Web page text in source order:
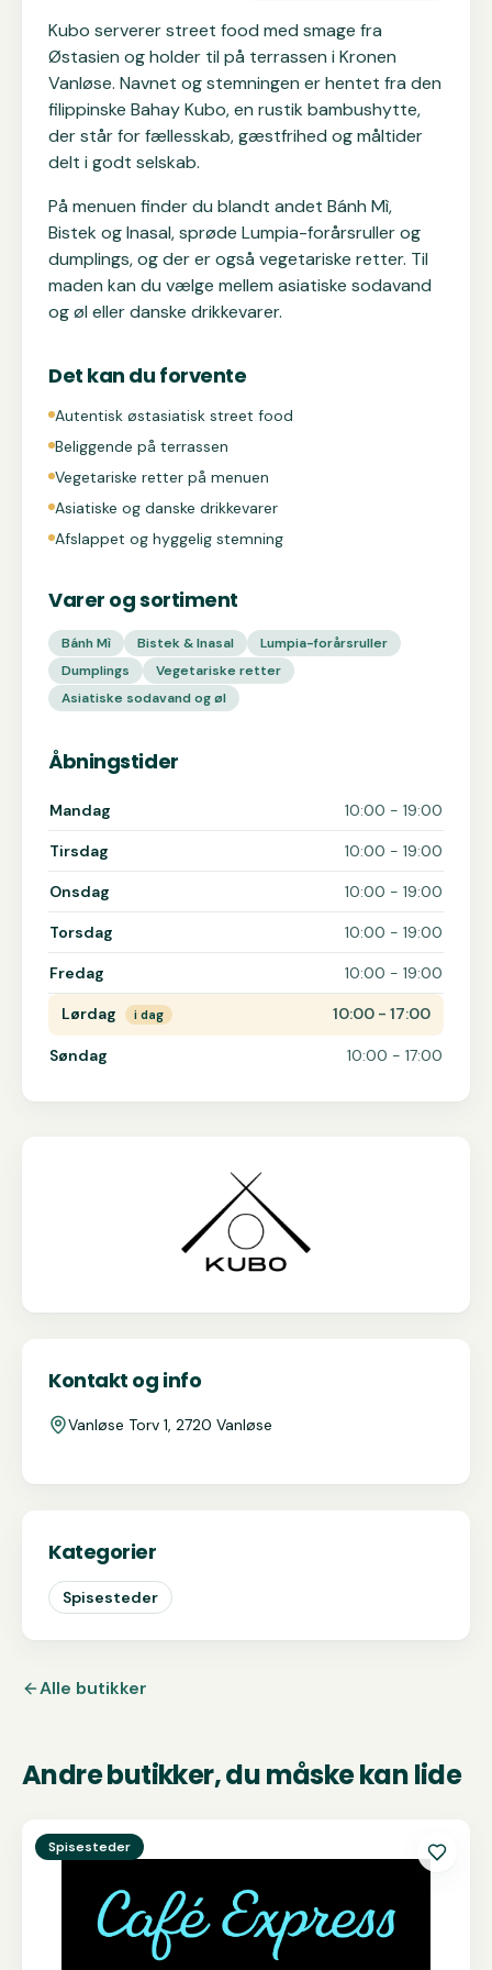
Kubo serverer street food med smage fra
Østasien og holder til på terrassen i Kronen
Vanløse. Navnet og stemningen er hentet fra den
filippinske Bahay Kubo, en rustik bambushytte,
der står for fællesskab, gæstfrihed og måltider
delt i godt selskab.
På menuen finder du blandt andet Bánh Mì,
Bistek og Inasal, sprøde Lumpia-forårsruller og
dumplings, og der er også vegetariske retter. Til
maden kan du vælge mellem asiatiske sodavand
og øl eller danske drikkevarer.
Det kan du forvente
Autentisk østasiatisk street food
Beliggende på terrassen
Vegetariske retter på menuen
Asiatiske og danske drikkevarer
Afslappet og hyggelig stemning
Varer og sortiment
Bánh Mì Bistek & Inasal
Lumpia-forårsruller
Dumplings
Vegetariske retter
Asiatiske sodavand og øl
Åbningstider
Åbningstider for Kubo
Mandag 10:00 - 19:00
Tirsdag 10:00 - 19:00
Onsdag 10:00 - 19:00
Torsdag 10:00 - 19:00
Fredag 10:00 - 19:00
Lørdag i dag 10:00 - 17:00
Søndag 10:00 - 17:00
Kontakt og info
Vanløse Torv 1, 2720 Vanløse
Kategorier
Spisesteder
Alle butikker
Andre butikker, du måske kan lide
SeCafé Express
Spisesteder